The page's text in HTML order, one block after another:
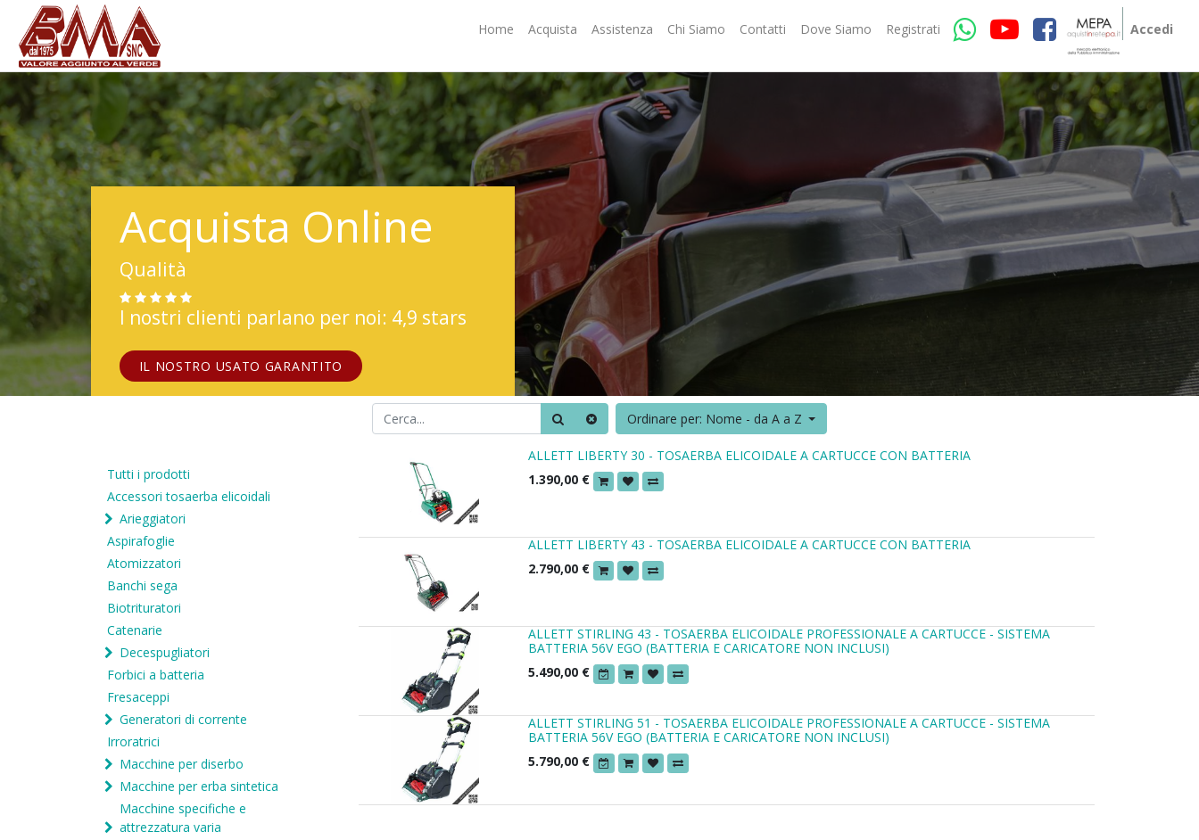
Home Acquista Assistenza Chi Siamo Contatti Dove Siamo Registrati Accedi
Acquista Online
Qualità
I nostri clienti parlano per noi: 4,9 stars
IL NOSTRO USATO GARANTITO
Ordinare per: Nome - da A a Z
Tutti i prodotti
Accessori tosaerba elicoidali
Arieggiatori
Aspirafoglie
Atomizzatori
Banchi sega
Biotrituratori
Catenarie
Decespugliatori
Forbici a batteria
Fresaceppi
Generatori di corrente
Irroratrici
Macchine per diserbo
Macchine per erba sintetica
Macchine specifiche e
attrezzatura varia
ALLETT LIBERTY 30 - TOSAERBA ELICOIDALE A CARTUCCE CON BATTERIA
1.390,00 €
ALLETT LIBERTY 43 - TOSAERBA ELICOIDALE A CARTUCCE CON BATTERIA
2.790,00 €
ALLETT STIRLING 43 - TOSAERBA ELICOIDALE PROFESSIONALE A CARTUCCE - SISTEMA
BATTERIA 56V EGO (BATTERIA E CARICATORE NON INCLUSI)
5.490,00 €
ALLETT STIRLING 51 - TOSAERBA ELICOIDALE PROFESSIONALE A CARTUCCE - SISTEMA
BATTERIA 56V EGO (BATTERIA E CARICATORE NON INCLUSI)
5.790,00 €